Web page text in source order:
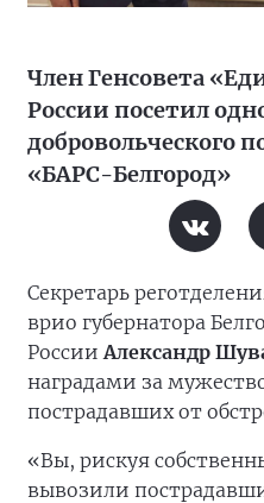
Член Генсовета
России посетил
добровольческого
«БАРС-Белгород»
Секретарь
врио губернатора
РоссииАлександр
наградами за
пострадавших от
«Вы, рискуя
вывозили